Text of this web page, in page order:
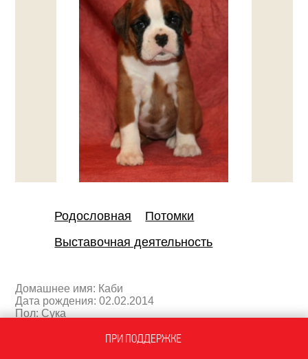
Родословная
Потомки
Выставочная деятельность
Домашнее имя: Каби
Дата рождения: 02.02.2014
Пол: Сука
Заводчик: питомник НИКИНК-ВАР-ХАРД
ПРИ ПОДДЕРЖКЕ